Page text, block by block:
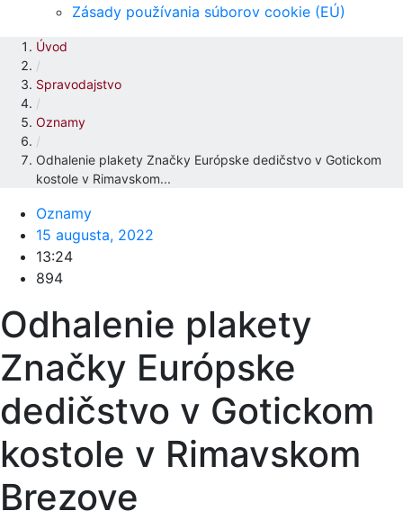
Zásady používania súborov cookie (EÚ)
Úvod
/
Spravodajstvo
/
Oznamy
/
Odhalenie plakety Značky Európske dedičstvo v Gotickom
kostole v Rimavskom...
Oznamy
15 augusta, 2022
13:24
894
Odhalenie plakety
Značky Európske
dedičstvo v Gotickom
kostole v Rimavskom
Brezove